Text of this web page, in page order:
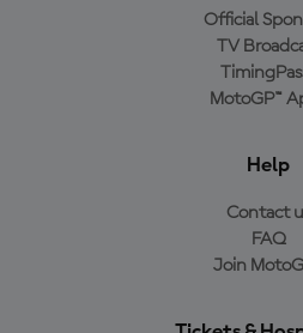
Official
TV
MotoGP™
Help
Contact
FAQ
Join